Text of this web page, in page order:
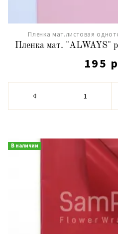
Пленка мат.листовая
Пленка мат. "ALWAYS"
195
В наличии